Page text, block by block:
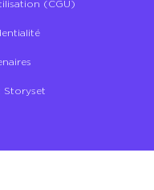
(CGU)
Storyset